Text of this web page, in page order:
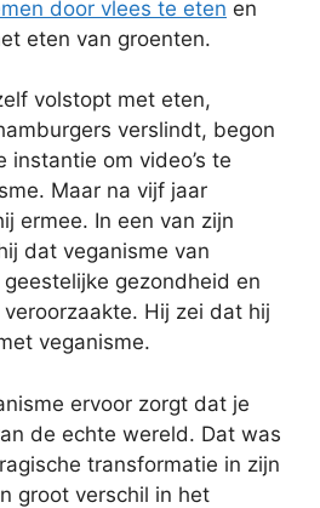
door vlees te eten en
eten van groenten.
volstopt met eten,
verslindt, begon
instantie om video’s te
Maar na vijf jaar
ermee. In een van zijn
dat veganisme van
gezondheid en
Hij zei dat hij
veganisme.
ervoor zorgt dat je
de echte wereld. Dat was
transformatie in zijn
groot verschil in het